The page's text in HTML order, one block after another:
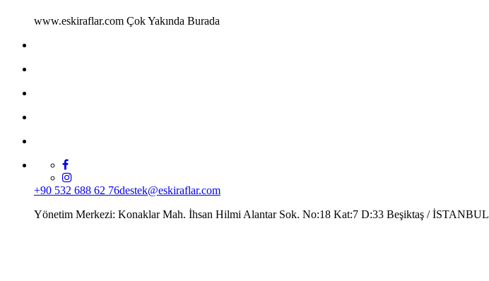
www.eskiraflar.com Çok Yakında Burada
+90 532 688 62 76destek@eskiraflar.com
Yönetim Merkezi: Konaklar Mah. İhsan Hilmi Alantar Sok. No:18 Kat:7 D:33 Beşiktaş / İSTANBUL